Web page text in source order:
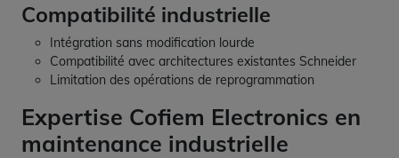
Compatibilité industrielle
Intégration sans modification lourde
Compatibilité avec architectures existantes Schneider
Limitation des opérations de reprogrammation
Expertise Cofiem Electronics en
maintenance industrielle